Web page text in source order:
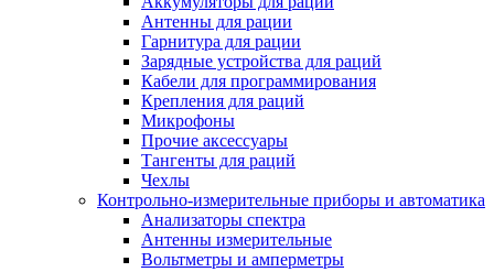
Антенны для рации
Гарнитура для рации
Зарядные устройства для раций
Кабели для программирования
Крепления для раций
Микрофоны
Прочие аксессуары
Тангенты для раций
Чехлы
Контрольно-измерительные приборы и автоматика
Анализаторы спектра
Антенны измерительные
Вольтметры и амперметры